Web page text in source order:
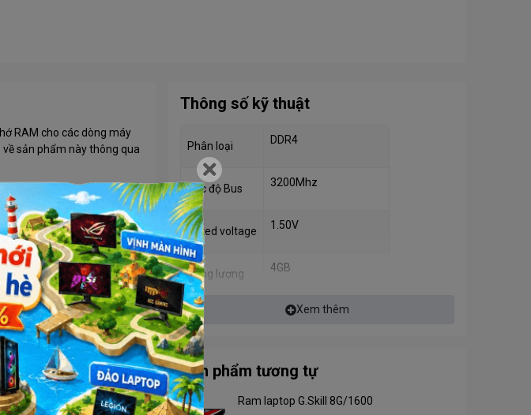
RAM cho các dòng máy
sản phẩm này thông qua
lại khá phù hợp cho
Và điều quan trọng nhất,
thế hệ
Laptop DDR4 Hynix
hiệu suất xử lý công việc
Thông số kỹ thuật
Phân loại DDR4
Tốc độ Bus 3200Mhz
Rated voltage 1.50V
Dung lượng 4GB
Xem thêm
Sản phẩm tương tự
Ram laptop G.Skill 8G/1600